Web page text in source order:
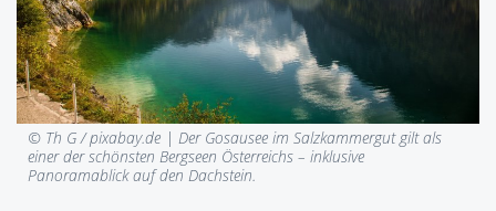
© Th G / pixabay.de | Der Gosausee im Salzkammergut gilt als
einer der schönsten Bergseen Österreichs – inklusive
Panoramablick auf den Dachstein.